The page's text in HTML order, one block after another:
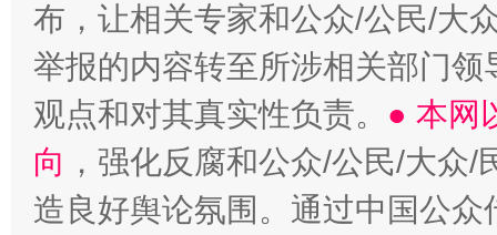
布，让相关专家和公众/公民/大
举报的内容转至所涉相关部门
观点和对其真实性负责。 ● 本网
向 ，强化反腐和公众/公民/大众
造良好舆论氛围。通过中国公